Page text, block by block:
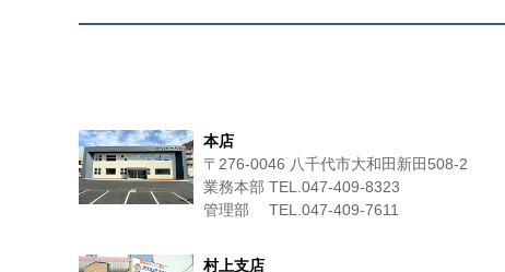
本店
〒276-0046 八千代市大和田新田508-2
業務本部 TEL.047-409-8323
管理部 TEL.047-409-7611
村上支店